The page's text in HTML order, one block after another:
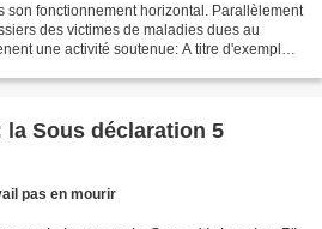
son fonctionnement horizontal. Parallèlement
des victimes de maladies dues au
une activité soutenue: A titre d'exemple
Sous déclaration 5
pas en mourir